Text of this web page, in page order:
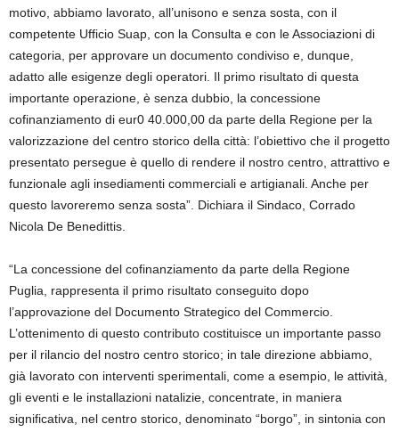
motivo, abbiamo lavorato, all’unisono e senza sosta, con il
competente Ufficio Suap, con la Consulta e con le Associazioni di
categoria, per approvare un documento condiviso e, dunque,
adatto alle esigenze degli operatori. Il primo risultato di questa
importante operazione, è senza dubbio, la concessione
cofinanziamento di eur0 40.000,00 da parte della Regione per la
valorizzazione del centro storico della città: l’obiettivo che il progetto
presentato persegue è quello di rendere il nostro centro, attrattivo e
funzionale agli insediamenti commerciali e artigianali. Anche per
questo lavoreremo senza sosta”. Dichiara il Sindaco, Corrado
Nicola De Benedittis.
“La concessione del cofinanziamento da parte della Regione
Puglia, rappresenta il primo risultato conseguito dopo
l’approvazione del Documento Strategico del Commercio.
L’ottenimento di questo contributo costituisce un importante passo
per il rilancio del nostro centro storico; in tale direzione abbiamo,
già lavorato con interventi sperimentali, come a esempio, le attività,
gli eventi e le installazioni natalizie, concentrate, in maniera
significativa, nel centro storico, denominato “borgo”, in sintonia con